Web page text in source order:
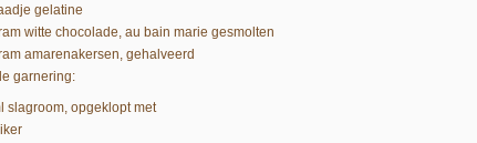
gelatine
witte chocolade, au bain marie gesmolten
amarenakersen, gehalveerd
garnering:
slagroom, opgeklopt met